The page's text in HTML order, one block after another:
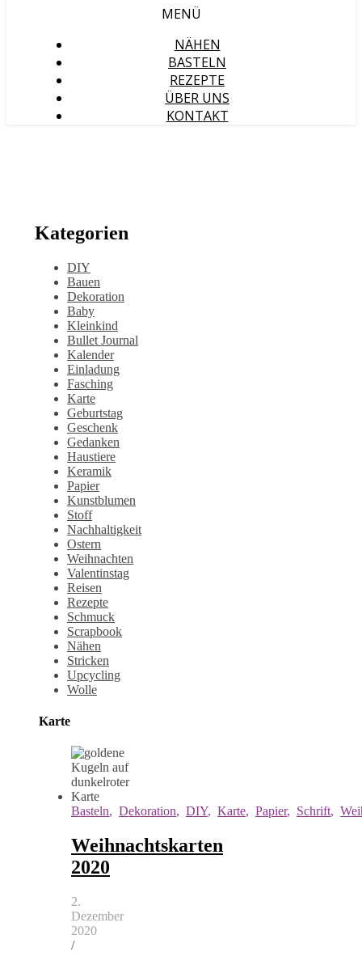
MENÜ
NÄHEN
BASTELN
REZEPTE
ÜBER UNS
KONTAKT
Kategorien
DIY
Bauen
Dekoration
Baby
Kleinkind
Bullet Journal
Kalender
Einladung
Fasching
Karte
Geburtstag
Geschenk
Gedanken
Haustiere
Keramik
Papier
Kunstblumen
Stoff
Nachhaltigkeit
Ostern
Weihnachten
Valentinstag
Reisen
Rezepte
Schmuck
Scrapbook
Nähen
Stricken
Upcycling
Wolle
Karte
Basteln, Dekoration, DIY, Karte, Papier, Schrift,
Weihnachtskarten
2020
2.
Dezember
2020
/